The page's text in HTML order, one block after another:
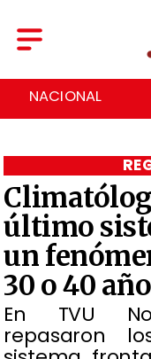
REGIONES
último
un
30 o 40
En TVU
repasaron